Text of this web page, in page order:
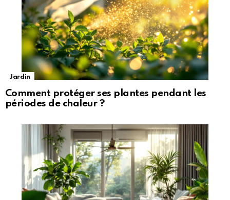
Jardin
Comment protéger ses plantes pendant les
périodes de chaleur ?